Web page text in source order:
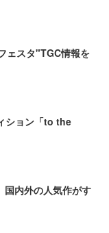
ェスタ"TGC情報を
ション「to the
国内外の人気作がす